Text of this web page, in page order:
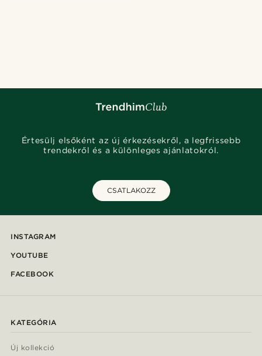
Értesülj elsőként az új érkezésekről, a legfrissebb
trendekről és a különleges ajánlatokról.
CSATLAKOZZ
INSTAGRAM
YOUTUBE
FACEBOOK
KATEGÓRIA
Új kollekció